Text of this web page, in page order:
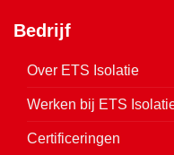
Bedrijf
Over ETS Isolatie
Werken bij ETS
Certificeringen